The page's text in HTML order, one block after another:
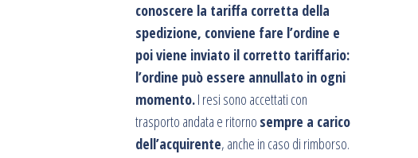
conoscere la tariffa corretta della
spedizione, conviene fare l’ordine e
poi viene inviato il corretto tariffario:
l’ordine può essere annullato in ogni
momento.I resi sono accettati con
trasporto andata e ritorno sempre a carico
dell’acquirente, anche in caso di rimborso.